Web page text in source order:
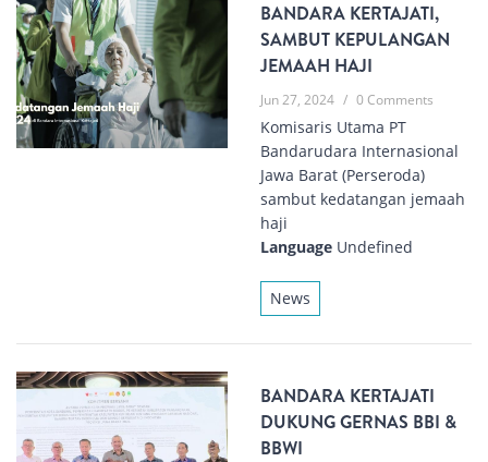
BANDARA KERTAJATI,
SAMBUT KEPULANGAN
JEMAAH HAJI
Jun 27, 2024 / 0 Comments
Komisaris Utama PT
Bandarudara Internasional
Jawa Barat (Perseroda)
sambut kedatangan jemaah
haji
Language Undefined
News
BANDARA KERTAJATI
DUKUNG GERNAS BBI &
BBWI